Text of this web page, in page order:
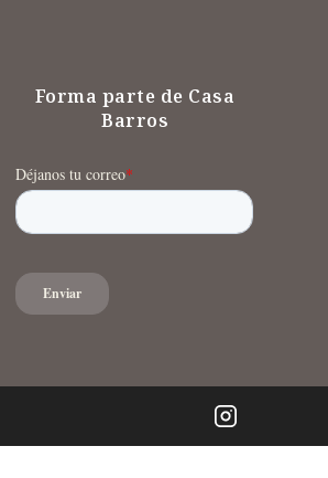
Forma parte de Casa
Barros